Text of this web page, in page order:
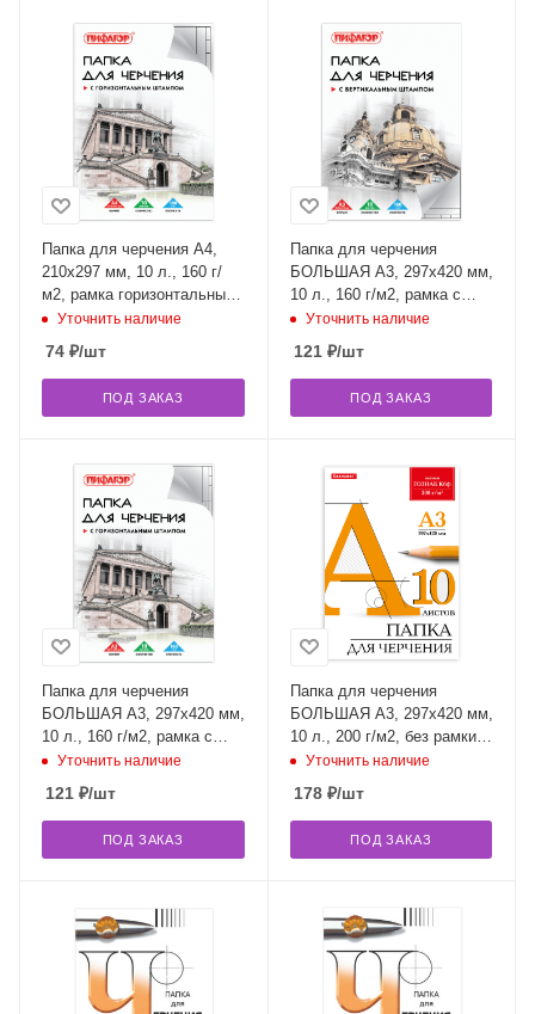
Папка для черчения А4,
210х297 мм, 10 л., 160 г/
м2, рамка горизонтальный
штамп, ПИФАГОР, 129230
Уточнить наличие
74 ₽/шт
ПОД ЗАКАЗ
Папка для черчения
БОЛЬШАЯ А3, 297х420 мм,
10 л., 160 г/м2, рамка с
вертикальным штампом,
ПИФАГОР, 129229
Уточнить наличие
121₽/шт
ПОД ЗАКАЗ
Папка для черчения
БОЛЬШАЯ А3, 297х420 мм,
10 л., 160 г/м2, рамка с
горизонтальным штампом,
Уточнить наличие
121 ₽/шт
ПОД ЗАКАЗ
Папка для черчения
БОЛЬШАЯ А3, 297х420 мм,
10 л., 200 г/м2, без рамки,
ватман ГОЗНАК КБФ,
Уточнить наличие
178₽/шт
ПОД ЗАКАЗ